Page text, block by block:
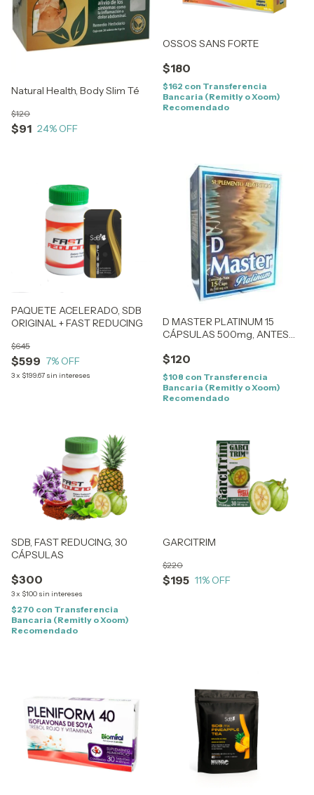
Natural Health, Body Slim Té
$91
$120
24% OFF
OSSOS SANS FORTE
$180
$162 con Transferencia
Bancaria (Remitly o Xoom)
Recomendado
PAQUETE ACELERADO, SDB
ORIGINAL + FAST REDUCING
$599
$645
7% OFF
3x $199.67 sin intereses
D MASTER PLATINUM 15
CÁPSULAS 500mg, ANTES
$120
$108 con Transferencia
Bancaria (Remitly o Xoom)
Recomendado
SDB, FAST REDUCING, 30
CÁPSULAS
$300
3x $100 sin intereses
$270 con Transferencia
Bancaria (Remitly o Xoom)
Recomendado
GARCITRIM
$195
$220
11% OFF